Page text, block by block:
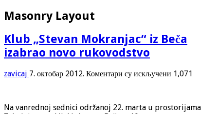
Masonry Layout
Klub „Stevan Mokranjac“ iz Beča
izabrao novo rukovodstvo
zavicaj 7. октобар 2012. Коментари су искључени на
iz
1,071
Na vanrednoj sednici održanoj 22. marta u prostorijama